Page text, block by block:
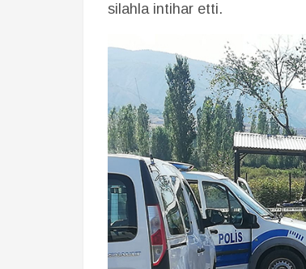
silahla intihar etti.